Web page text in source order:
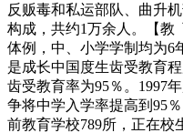
反贩毒和私运部队、曲升
构成，共约1万余人。【
体例，中、小学学制均为6
是成长中国度生齿受教育
齿受教育率为95％。1997
争将中学入学率提高到95
前教育学校789所，正在校